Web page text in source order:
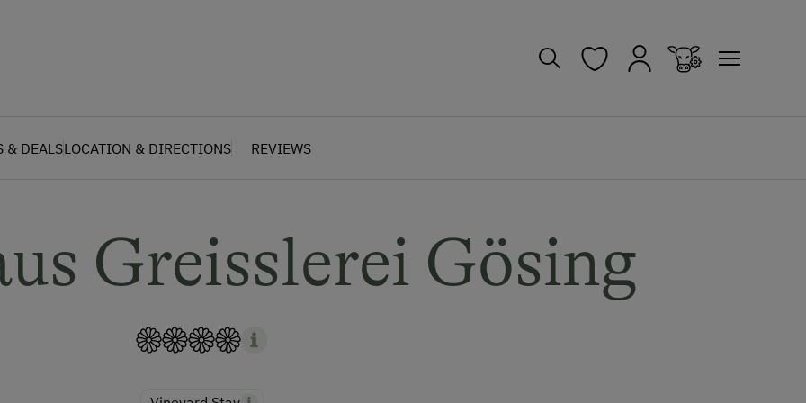
& DEALSLOCATION & DIRECTIONS REVIEWS
Greisslerei Gösing